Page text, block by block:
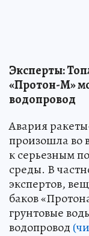
Эксперты:
«Протон-М»
водопровод
Авария
произошла во
к серьезным
среды. В
экспертов,
баков
грунтовые
водопровод